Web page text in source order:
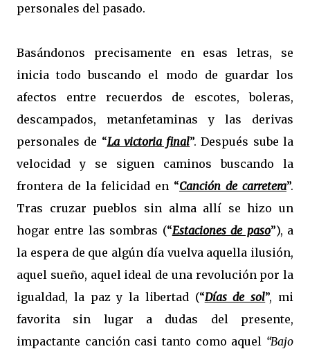
personales del pasado.
Basándonos precisamente en esas letras, se
inicia todo buscando el modo de guardar los
afectos entre recuerdos de escotes, boleras,
descampados, metanfetaminas y las derivas
personales de “La victoria final”. Después sube la
velocidad y se siguen caminos buscando la
frontera de la felicidad en “Canción de carretera”.
Tras cruzar pueblos sin alma allí se hizo un
hogar entre las sombras (“Estaciones de paso”), a
la espera de que algún día vuelva aquella ilusión,
aquel sueño, aquel ideal de una revolución por la
igualdad, la paz y la libertad (“Días de sol”, mi
favorita sin lugar a dudas del presente,
impactante canción casi tanto como aquel “Bajo